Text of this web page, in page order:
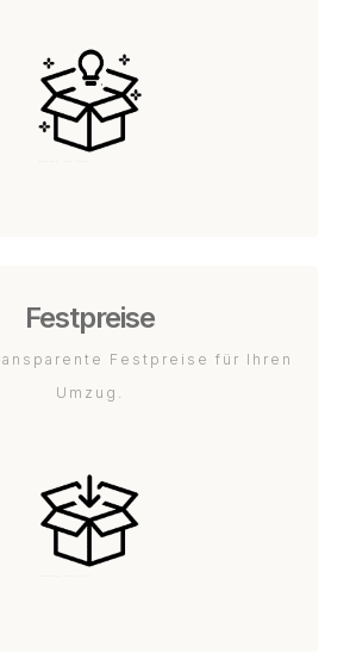
Festpreise
Festpreise für Ihren
Umzug.